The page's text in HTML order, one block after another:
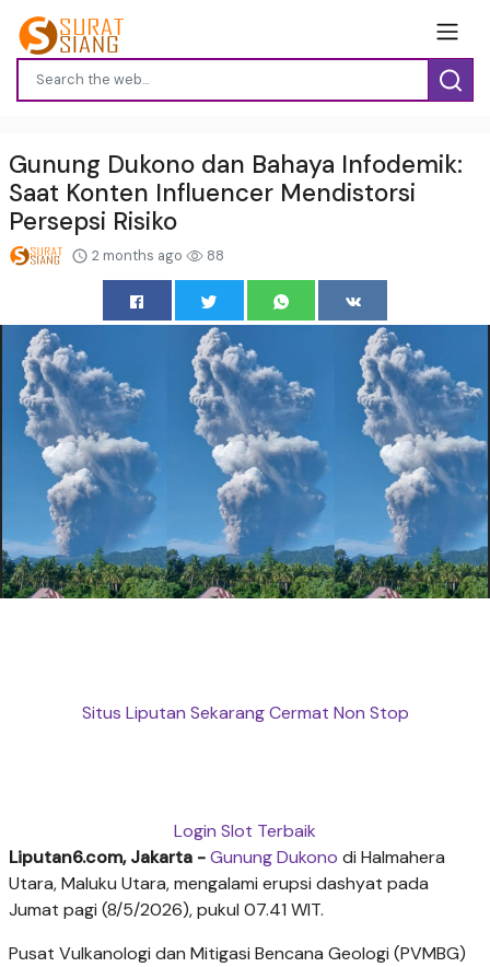
Gunung Dukono dan Bahaya Infodemik:
Saat Konten Influencer Mendistorsi
Persepsi Risiko
2 months ago 88
Situs Liputan Sekarang Cermat Non Stop
Login Slot Terbaik
Liputan6.com, Jakarta -Gunung Dukono di Halmahera
Utara, Maluku Utara, mengalami erupsi dashyat pada
Jumat pagi (8/5/2026), pukul 07.41 WIT.
Pusat Vulkanologi dan Mitigasi Bencana Geologi (PVMBG)